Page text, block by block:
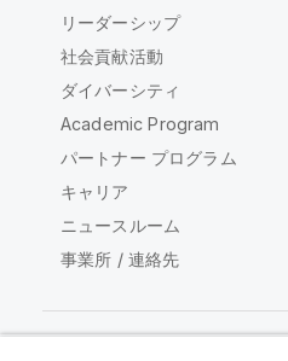
リーダーシップ
社会貢献活動
ダイバーシティ
Academic Program
パートナー プログラム
キャリア
ニュースルーム
事業所 / 連絡先